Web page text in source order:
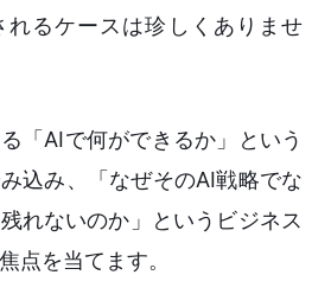
れるケースは珍しくありませ
「AIで何ができるか」という
込み、「なぜそのAI戦略でな
れないのか」というビジネス
点を当てます。